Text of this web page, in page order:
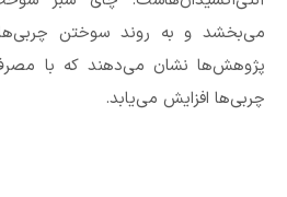
می‌بخشد و به روند سوختن
پژوهش‌ها نشان می‌دهند که با
چربی‌ها افزایش می‌یابد.